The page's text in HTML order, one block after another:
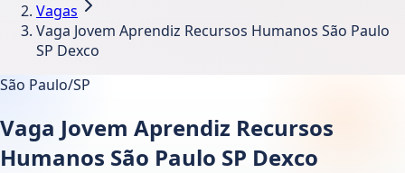
Vagas
Vaga Jovem Aprendiz Recursos Humanos São Paulo
SP Dexco
São Paulo/SP
Vaga Jovem Aprendiz Recursos
Humanos São Paulo SP Dexco